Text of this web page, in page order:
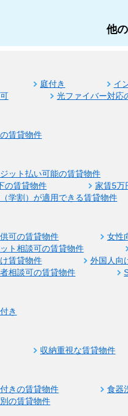
他
庭付き イ
光ファイバー対応
賃貸物件
ット払い可能の賃貸物件
の賃貸物件
家賃5万
学割）が適用できる賃貸物件
可の賃貸物件 女性
ト相談可の賃貸物件
賃貸物件
外国人向
相談可の賃貸物件
き
収納重視な賃貸物件
きの賃貸物件 食器
の賃貸物件